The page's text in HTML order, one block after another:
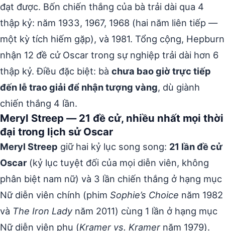
đạt được. Bốn chiến thắng của bà trải dài qua 4
thập kỷ: năm 1933, 1967, 1968 (hai năm liên tiếp —
một kỳ tích hiếm gặp), và 1981. Tổng cộng, Hepburn
nhận 12 đề cử Oscar trong sự nghiệp trải dài hơn 6
thập kỷ. Điều đặc biệt: bà chưa bao giờ trực tiếp
đến lễ trao giải để nhận tượng vàng, dù giành
chiến thắng 4 lần.
Meryl Streep — 21 đề cử, nhiều nhất mọi thời
đại trong lịch sử Oscar
Meryl Streep giữ hai kỷ lục song song: 21 lần đề cử
Oscar(kỷ lục tuyệt đối của mọi diễn viên, không
phân biệt nam nữ) và 3 lần chiến thắng ở hạng mục
Nữ diễn viên chính (phim Sophie’s Choice năm 1982
và The Iron Ladynăm 2011) cùng 1 lần ở hạng mục
Nữ diễn viên phụ (Kramer vs. Kramernăm 1979).